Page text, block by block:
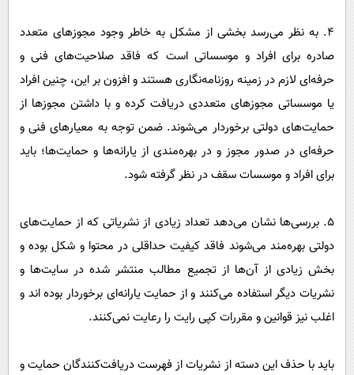
٤. به نظر می‌رسد بخشی از مشکل به خاطر وجود مجوز‌های متعدد
صادره برای افراد و موسساتی است که فاقد صلاحیت‌های فنی و
حرفه‌ای لازم در زمینه روزنامه‌نگاری هستند و افزون بر این، چنین افراد
یا موسساتی مجوز‌های متعددی دریافت کرده و با داشتن مجوز‌ها از
حمایت‌های دولتی برخوردار می‌شوند. ضمن توجه به معیار‌های فنی و
حرفه‌ای در صدور مجوز و در بهره‌مندی از یارانه‌ها و حمایت‌ها؛ باید
برای افراد و موسسات سقف در نظر گرفته شود.
٥. بررسی‌ها نشان می‌دهد تعداد زیادی از نشریاتی که از حمایت‌های
دولتی بهره‌مند می‌شوند فاقد کیفیت حداقلی در محتوا و شکل بوده و
بخش زیادی از آن‌ها از تجمیع مطالب منتشر شده در سایت‌ها و
نشریات دیگر استفاده می‌کنند و از حمایت یارانه‌ای برخوردار بوده اند و
اغلب نیز قوانین و مقررات کپی رایت را رعایت نمی‌کنند.
باید با حذف این دسته از نشریات از فهرست دریافت‌کنندگان حمایت و